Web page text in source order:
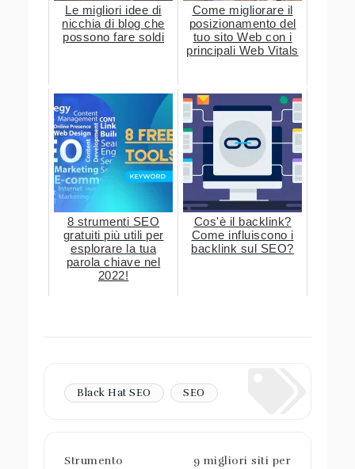
Le migliori idee di
nicchia di blog che
possono fare soldi
Come migliorare il
posizionamento del
tuo sito Web con i
principali Web Vitals
8 strumenti SEO
gratuiti più utili per
esplorare la tua
parola chiave nel
2022!
Cos'è il backlink?
Come influiscono i
backlink sul SEO?
Black Hat SEO SEO
Strumento
9 migliori siti per